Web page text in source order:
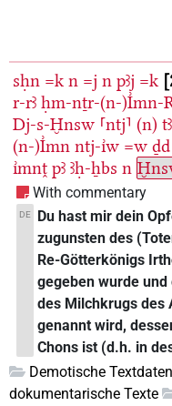
sḥn =k n =j n pꜣj =k
r-rꜣ ḥm-nṯr-(n-)I͗mn-
Dj-s-Ḫnsw ⸢ntj⸣ (n) tꜣ
(n-)I͗mn ntj-ı͗w =w ḏd
ı͗mnṱ pꜣ ꜣḥ-ẖbs n
With commentary
DE
Du hast mir dein
zugunsten des
Re-Götterkönigs
gegeben wurde und
des Milchkrugs des
genannt wird,
Chons ist (d.h. in
Demotische
dokumentarische Texte